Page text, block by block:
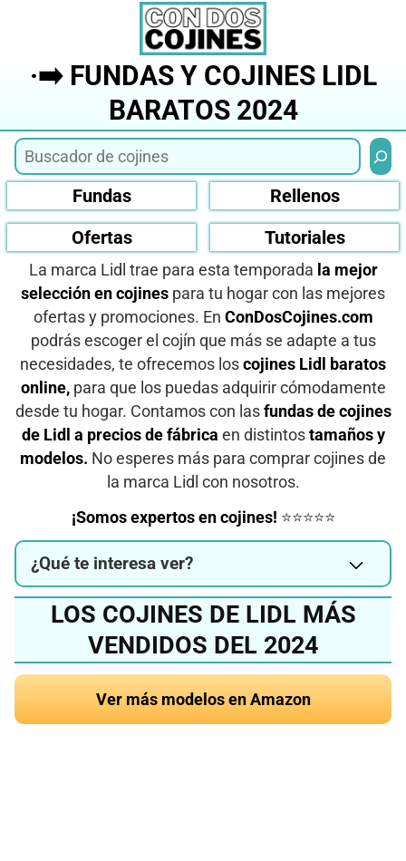
·➡️ FUNDAS Y COJINES LIDL
BARATOS 2024
Fundas
Rellenos
Ofertas
Tutoriales
La marca Lidl trae para esta temporada la mejor
selección en cojines para tu hogar con las mejores
ofertas y promociones. En ConDosCojines.com
podrás escoger el cojín que más se adapte a tus
necesidades, te ofrecemos los cojines Lidl baratos
online,para que los puedas adquirir cómodamente
desde tu hogar. Contamos con las fundas de cojines
de Lidl a precios de fábrica en distintos tamaños y
modelos. No esperes más para comprar cojines de
la marca Lidl con nosotros.
¡Somos expertos en cojines! ⭐⭐⭐⭐⭐
¿Qué te interesa ver?
LOS COJINES DE LIDL MÁS
VENDIDOS DEL 2024
Ver más modelos en Amazon